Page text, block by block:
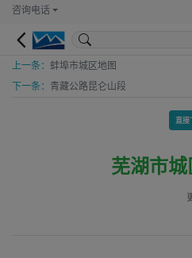
咨询电话
上一条： 蚌埠市城区地图
下一条： 青藏公路昆仑山段
直接
芜湖市城